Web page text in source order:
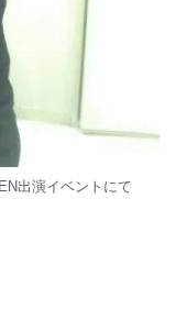
出演イベントにて